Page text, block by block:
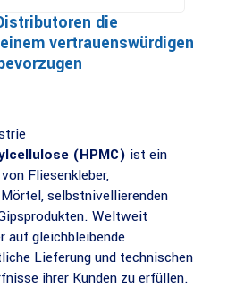
die
vertrauenswürdigen
(HPMC) ist ein
Fliesenkleber,
selbstnivellierenden
Weltweit
auf gleichbleibende
Lieferung und technischen
ihrer Kunden zu erfüllen.